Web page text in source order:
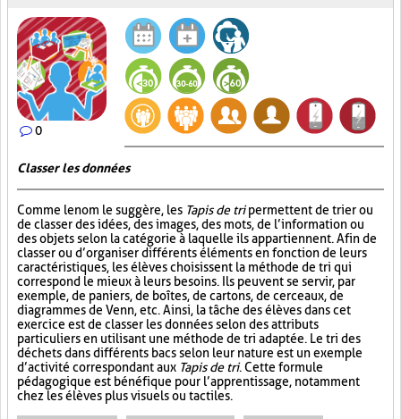
0
Classer les données
Comme le nom le suggère, les Tapis de tripermettent de trier ou
de classer des idées, des images, des mots, de l’information ou
des objets selon la catégorie à laquelle ils appartiennent. Afin de
classer ou d’organiser différents éléments en fonction de leurs
caractéristiques, les élèves choisissent la méthode de tri qui
correspond le mieux à leurs besoins. Ils peuvent se servir, par
exemple, de paniers, de boîtes, de cartons, de cerceaux, de
diagrammes de Venn, etc. Ainsi, la tâche des élèves dans cet
exercice est de classer les données selon des attributs
particuliers en utilisant une méthode de tri adaptée. Le tri des
déchets dans différents bacs selon leur nature est un exemple
d’activité correspondant aux Tapis de tri. Cette formule
pédagogique est bénéfique pour l’apprentissage, notamment
chez les élèves plus visuels ou tactiles.